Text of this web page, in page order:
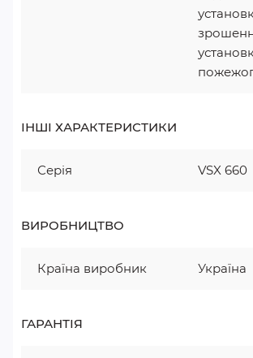
ІНШІ ХАРАКТЕРИСТИКИ
Серія VSX 660
ВИРОБНИЦТВО
Країна виробник Україна
ГАРАНТІЯ